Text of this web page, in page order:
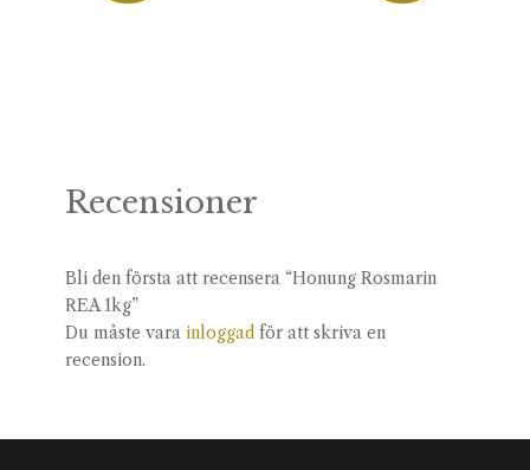
Recensioner
Bli den första att recensera “Honung Rosmarin
REA 1kg”
Du måste vara inloggadför att skriva en
recension.